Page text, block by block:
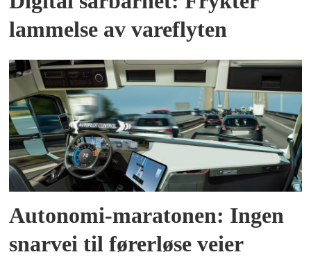
lammelse av vareflyten
Autonomi-maratonen: Ingen
snarvei til førerløse veier